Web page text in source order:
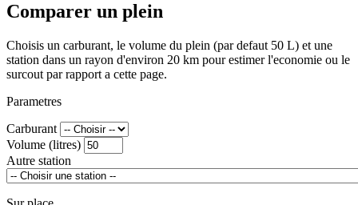
Comparer un plein
Choisis un carburant, le volume du plein (par defaut 50 L) et une
station dans un rayon d'environ 20 km pour estimer l'economie ou le
surcout par rapport a cette page.
Parametres
Carburant
Volume (litres)
Autre station